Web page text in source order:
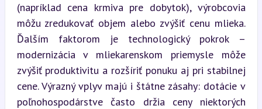
(napríklad cena krmiva pre dobytok), výrobcovia
môžu zredukovať objem alebo zvýšiť cenu mlieka.
Ďalším faktorom je technologický pokrok –
modernizácia v mliekarenskom priemysle môže
zvýšiť produktivitu a rozšíriť ponuku aj pri stabilnej
cene. Výrazný vplyv majú i štátne zásahy: dotácie v
poľnohospodárstve často držia ceny niektorých